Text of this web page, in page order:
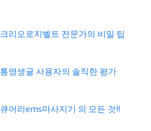
크리오로지벨트 전문가의 비밀 팁
통영생굴 사용자의 솔직한 평가
큐어리ems마사지기 의 모든 것!!